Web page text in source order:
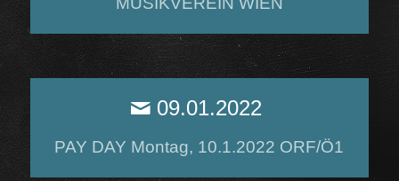
09.01.2022
PAY DAY Montag, 10.1.2022 ORF/Ö1